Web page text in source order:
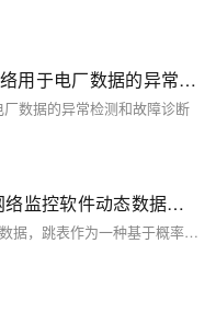
改进的遗传算法优化的BP神经网络用于电厂数据的异常检测和故障诊断
数据的异常检测和故障诊断
基于 Python 跳表算法的局域网网络监控软件动态数据索引优化策略研究
局域网网络监控软件需高效处理终端行为数据，跳表作为一种基于概率平衡的动态数据结构，具备高效的插入、删除与查询性能（平均时间复杂度为O(log n)），适用于高频数据写入和随机查询场景。本文深入解析跳表原理，探讨其在局域网监控中的适配性，并提供基于Python的完整实现方案，优化终端会话管理，提升系统响应性能。